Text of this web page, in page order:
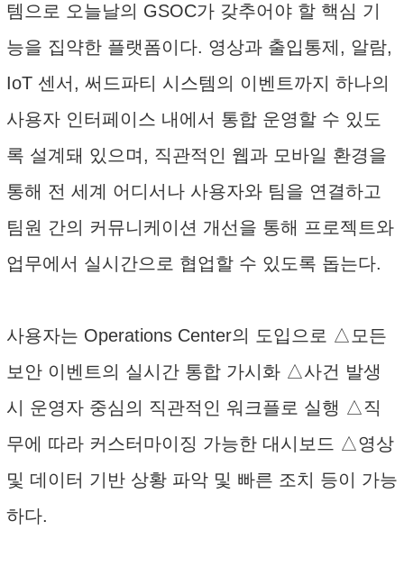
템으로 오늘날의 GSOC가 갖추어야 할 핵심 기
능을 집약한 플랫폼이다. 영상과 출입통제, 알람,
IoT 센서, 써드파티 시스템의 이벤트까지 하나의
사용자 인터페이스 내에서 통합 운영할 수 있도
록 설계돼 있으며, 직관적인 웹과 모바일 환경을
통해 전 세계 어디서나 사용자와 팀을 연결하고
팀원 간의 커뮤니케이션 개선을 통해 프로젝트와
업무에서 실시간으로 협업할 수 있도록 돕는다.
사용자는 Operations Center의 도입으로 △모든
보안 이벤트의 실시간 통합 가시화 △사건 발생
시 운영자 중심의 직관적인 워크플로 실행 △직
무에 따라 커스터마이징 가능한 대시보드 △영상
및 데이터 기반 상황 파악 및 빠른 조치 등이 가능
하다.